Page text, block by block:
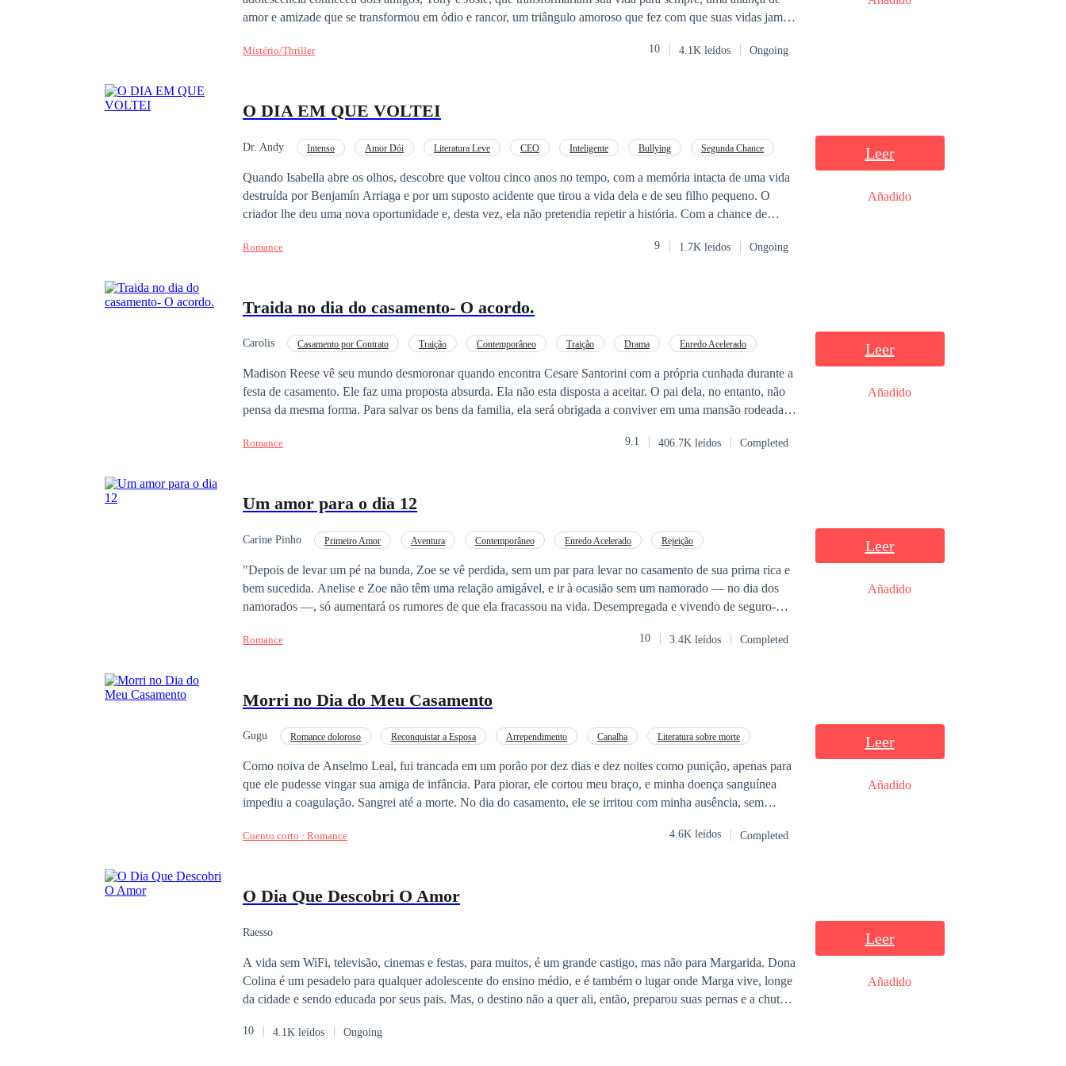
amor e amizade que se transformou em ódio e rancor, um triângulo amoroso que fez com que suas vidas jamais
Mistério/Thriller 10 4.1K leídos Ongoing
O DIA EM QUE VOLTEI
Dr. Andy Intenso Amor Dói Literatura Leve CEO Inteligente Bullying
Segunda Chance
Quando Isabella abre os olhos, descobre que voltou cinco anos no tempo, com a memória intacta de uma vida
destruída por Benjamín Arriaga e por um suposto acidente que tirou a vida dela e de seu filho pequeno. O
criador lhe deu uma nova oportunidade e, desta vez, ela não pretendia repetir a história. Com a chance de
que nasce da confiança. Seu talento a leva a um projeto ambicioso. Quando Isabella descobre provas de
protetor, intriga corporativa e uma heroína que transforma a dor em poder.
Romance 9 1.7K leídos Ongoing
Leer
Añadido
Traida no dia do casamento- O acordo.
Carolis Casamento por Contrato Traição Contemporâneo Traição Drama
Enredo Acelerado
Madison Reese vê seu mundo desmoronar quando encontra Cesare Santorini com a própria cunhada durante a
festa de casamento. Ele faz uma proposta absurda. Ela não esta disposta a aceitar. O pai dela, no entanto, não
pensa da mesma forma. Para salvar os bens da familia, ela será obrigada a conviver em uma mansão rodeada
Romance 9.1 406.7K leídos Completed
Leer
Añadido
Um amor para o dia 12
Carine Pinho Primeiro Amor Aventura Contemporâneo Enredo Acelerado Rejeição
"Depois de levar um pé na bunda, Zoe se vê perdida, sem um par para levar no casamento de sua prima rica e
bem sucedida. Anelise e Zoe não têm uma relação amigável, e ir à ocasião sem um namorado — no dia dos
namorados —, só aumentará os rumores de que ela fracassou na vida. Desempregada e vivendo de seguro-
momento para observar) Alex, seu motoboy. Depois de praticamente chorar em seus braços, os dois se tornam
essa farsa? E, céus, quem será a garota que Alex ama secretamente? De uma coisa sabemos, quando se
Romance 10 3.4K leídos Completed
Leer
Añadido
Morri no Dia do Meu Casamento
Gugu Romance doloroso Reconquistar a Esposa Arrependimento Canalha Literatura sobre morte
Como noiva de Anselmo Leal, fui trancada em um porão por dez dias e dez noites como punição, apenas para
que ele pudesse vingar sua amiga de infância. Para piorar, ele cortou meu braço, e minha doença sanguínea
impediu a coagulação. Sangrei até a morte. No dia do casamento, ele se irritou com minha ausência, sem
de traição, destruindo minha reputação e matando minha mãe de desgosto. Mas quando finalmente abriu os
Cuento corto · Romance 4.6K leídos Completed
Leer
Añadido
O Dia Que Descobri O Amor
Raesso
A vida sem WiFi, televisão, cinemas e festas, para muitos, é um grande castigo, mas não para Margarida. Dona
Colina é um pesadelo para qualquer adolescente do ensino médio, e é também o lugar onde Marga vive, longe
da cidade e sendo educada por seus pais. Mas, o destino não a quer ali, então, preparou suas pernas e a chutou
levando-a para a direção oposta da que realmente quer ir. Mas, e se por acaso a direção oposta der certo?
10 4.1K leídos Ongoing
Leer
Añadido